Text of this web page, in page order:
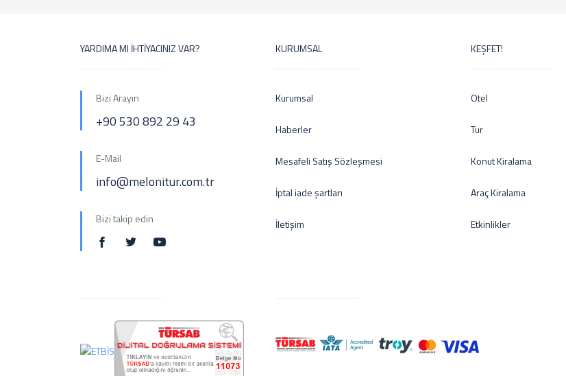
YARDIMA MI İHTİYACINIZ VAR?
Bizi Arayın
+90 530 892 29 43
E-Mail
info@melonitur.com.tr
Bizi takip edin
KURUMSAL
Kurumsal
Haberler
Mesafeli Satış Sözleşmesi
İptal iade şartları
İletişim
KEŞFET!
Otel
Tur
Konut Kiralama
Araç Kiralama
Etkinlikler